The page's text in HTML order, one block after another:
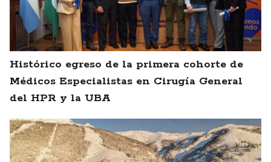
Histórico egreso de la primera cohorte de
Médicos Especialistas en Cirugía General
del HPR y la UBA